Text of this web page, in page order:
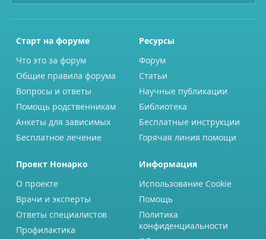
Старт на форуме
Что это за форум
Общие правила форума
Вопросы и ответы
Помощь родственникам
Анкеты для зависимых
Бесплатное лечение
Ресурсы
Форум
Статьи
Научные публикации
Библиотека
Бесплатные инструкции
Горячая линия помощи
Проект Нонарко
О проекте
Врачи и эксперты
Ответы специалистов
Профилактика
Информация
Использование Cookie
Помощь
Политика
конфиденциальности